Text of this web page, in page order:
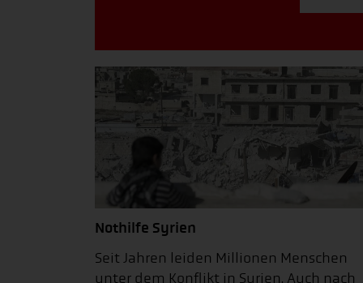
Nothilfe Syrien
Seit Jahren leiden Millionen Menschen
unter dem Konflikt in Syrien. Auch nach